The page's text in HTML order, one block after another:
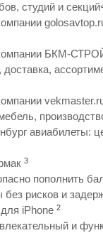
студий и
БКМ-
авиабилеты:
3
пополнить
без рисков и
iPhone 2
и